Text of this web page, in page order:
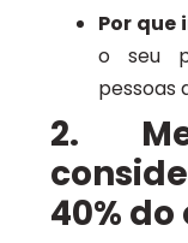
Por que
o seu
pessoas
2.
40%